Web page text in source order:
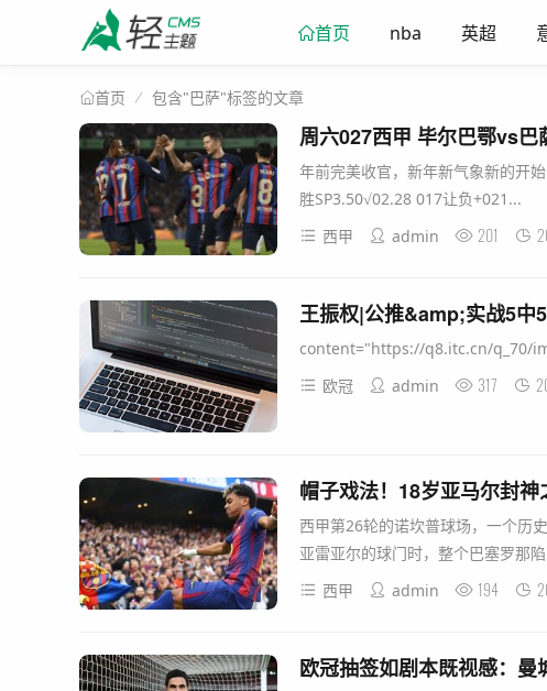
首页 nba 英超
首页 包含"巴萨"标签的文章
周六027西甲 毕尔巴鄂vs巴
年前完美收官，新年新气象新的开
胜SP3.50√02.28 017让负+021...
西甲
admin 201
王振权|公推&amp;实战5中
content="https://q8.itc.cn/q_70/
欧冠
admin 317
帽子戏法！18岁亚马尔封
西甲第26轮的诺坎普球场，一个历
亚雷亚尔的球门时，整个巴塞罗那
西甲
admin 194